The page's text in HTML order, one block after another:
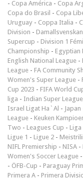
- Copa América - Copa
Copa do Brasil - Copa
Uruguay - Coppa Italia -
Division - Damallsvenskan
Supercup - Division 1
Championship - Egyptian
English National League -
League - FA Community
Women's Super League -
Cup 2023 - FIFA World
liga - Indian Super League
Israel Ligat Ha`Al -
League - Keuken
Two - Leagues Cup -
Ligue 1 - Ligue 2 -
NIFL Premiership - NISA -
Women's Soccer League -
- ÖFB-Cup - Paraguay
Primera A - Primera